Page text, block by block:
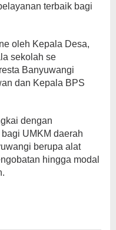
terbaik bagi
oleh Kepala Desa,
sekolah se
Banyuwangi
dan Kepala BPS
dengan
UMKM daerah
berupa alat
hingga modal